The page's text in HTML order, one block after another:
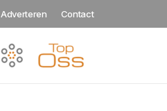
Adverteren Contact